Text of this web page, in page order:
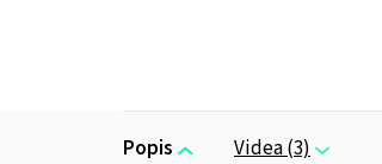
Popis Videa (3)